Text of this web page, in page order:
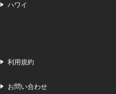
ハワイ
利用規約
お問い合わせ